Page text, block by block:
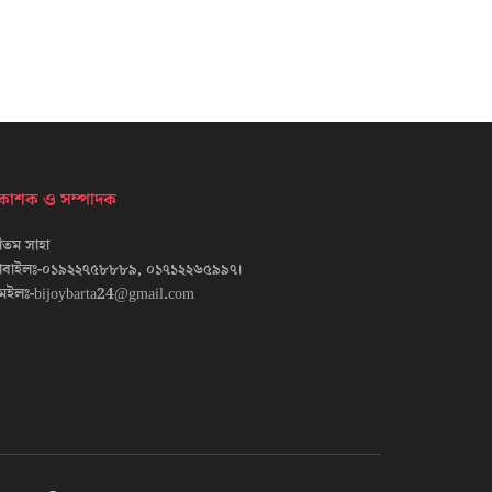
ও সম্পাদক
সাহা
০১৯২২৭৫৮৮৮৯, ০১৭১২২৬৫৯৯৭।
bijoybarta24@gmail.com